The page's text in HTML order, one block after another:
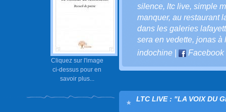
Cliquez sur l'image
ci-dessus pour en
savoir plus...
silence, ltc live, simple
manquer, au restaurant
dans les galeries
sera en vedette, jonas à
indochine
Facebook
LTC LIVE : "LA VOIX DU